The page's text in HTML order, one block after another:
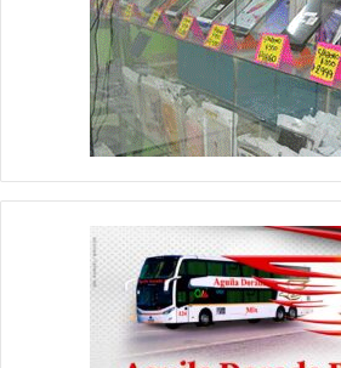
Este tipo de procedimientos se realizan
para evitar que grupos de inadaptados
seguridad del tránsito; continuándose
de establecer la identidad de los demás